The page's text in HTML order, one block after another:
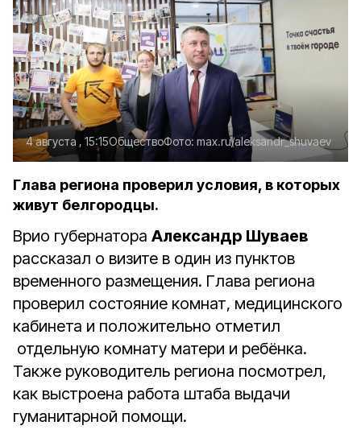
4 августа , 15:15ОбществоФото:max.ru/aleksandr_shuvaev
Глава региона проверил условия, в которых
живут белгородцы.
Врио губернатора Александр Шуваев
рассказал о визите в один из пунктов
временного размещения. Глава региона
проверил состояние комнат, медицинского
кабинета и положительно отметил
отдельную комнату матери и ребёнка.
Также руководитель региона посмотрел,
как выстроена работа штаба выдачи
гуманитарной помощи.